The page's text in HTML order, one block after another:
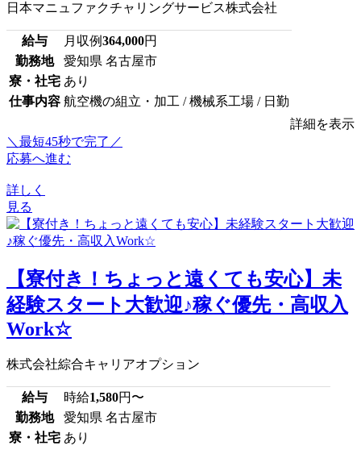
日本マニュファクチャリングサービス株式会社
給与 月収例364,000円
勤務地
愛知県 名古屋市
寮・社宅 あり
仕事内容 航空機の組立・加工 / 機械系工場 / 日勤
詳細を表示
＼最短45秒で完了／
応募へ進む
詳しく
見る
【寮付き！ちょっと遠くても安心】未
経験スタート大歓迎♪稼ぐ優先・高収入
Work☆
株式会社綜合キャリアオプション
給与 時給1,580円〜
勤務地
愛知県 名古屋市
寮・社宅 あり